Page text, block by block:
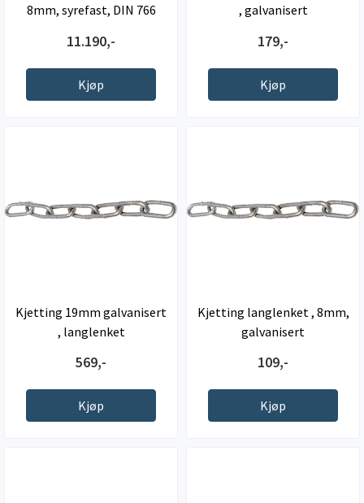
8mm, syrefast, DIN 766
11.190,-
Kjøp
, galvanisert
179,-
Kjøp
Kjetting 19mm galvanisert
, langlenket
569,-
Kjøp
Kjetting langlenket , 8mm,
galvanisert
109,-
Kjøp